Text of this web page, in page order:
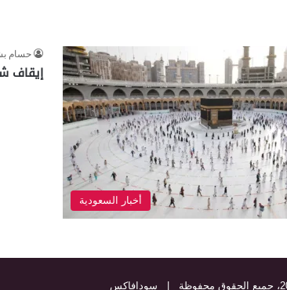
أخبار السعودية
حسام
إيقاف
سودافاكس